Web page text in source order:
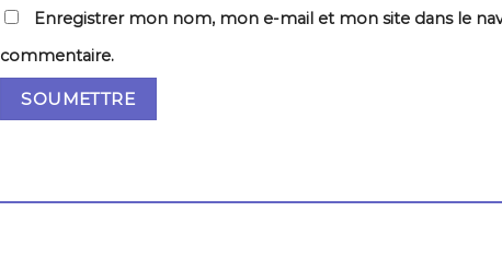
Enregistrer mon nom, mon e-mail et mon site dans le
commentaire.